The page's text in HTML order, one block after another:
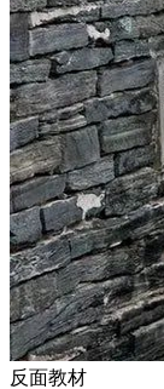
反面教材